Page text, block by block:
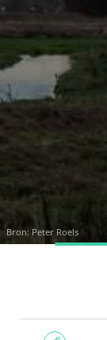
Bron: Peter Roels